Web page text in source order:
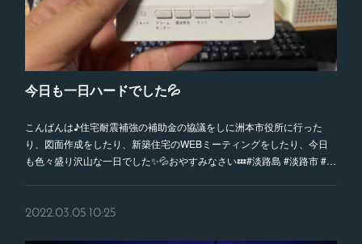
今日も一日ハードでした💦
こんばんは♪住宅耐震補強の補助金の協議をしに洲本市役所に行った
り、図面作成をしたり、新築住宅のWEBミーティングをしたり、今日
も色々盛り沢山な一日でした✨💦おやすみなさい💤#淡路島 #淡路市 #…
2022.03.05 10:25